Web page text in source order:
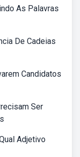
As Palavras
De Cadeias
Candidatos
Ser
Adjetivo